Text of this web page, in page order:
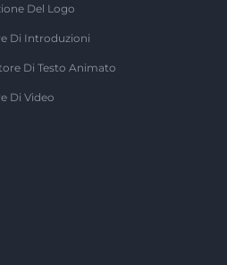
Del Logo
Di Introduzioni
Di Testo Animato
Di Video